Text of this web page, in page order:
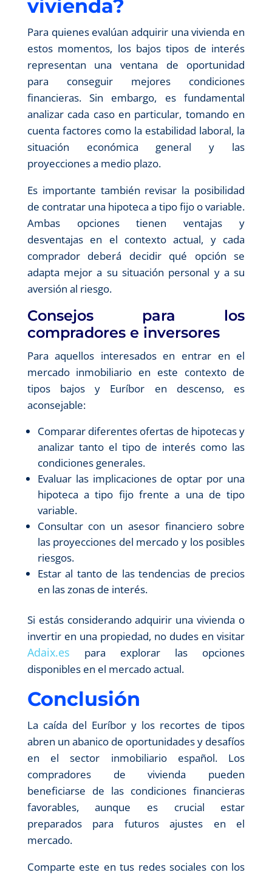
vivienda?
Para quienes evalúan adquirir una vivienda en
estos momentos, los bajos tipos de interés
representan una ventana de oportunidad
para conseguir mejores condiciones
financieras. Sin embargo, es fundamental
analizar cada caso en particular, tomando en
cuenta factores como la estabilidad laboral, la
situación económica general y las
proyecciones a medio plazo.
Es importante también revisar la posibilidad
de contratar una hipoteca a tipo fijo o variable.
Ambas opciones tienen ventajas y
desventajas en el contexto actual, y cada
comprador deberá decidir qué opción se
adapta mejor a su situación personal y a su
aversión al riesgo.
Consejos para los
compradores e inversores
Para aquellos interesados en entrar en el
mercado inmobiliario en este contexto de
tipos bajos y Euríbor en descenso, es
aconsejable:
Comparar diferentes ofertas de hipotecas y
analizar tanto el tipo de interés como las
condiciones generales.
Evaluar las implicaciones de optar por una
hipoteca a tipo fijo frente a una de tipo
variable.
Consultar con un asesor financiero sobre
las proyecciones del mercado y los posibles
riesgos.
Estar al tanto de las tendencias de precios
en las zonas de interés.
Si estás considerando adquirir una vivienda o
invertir en una propiedad, no dudes en visitar
Adaix.es para explorar las opciones
disponibles en el mercado actual.
Conclusión
La caída del Euríbor y los recortes de tipos
abren un abanico de oportunidades y desafíos
en el sector inmobiliario español. Los
compradores de vivienda pueden
beneficiarse de las condiciones financieras
favorables, aunque es crucial estar
preparados para futuros ajustes en el
mercado.
Comparte este en tus redes sociales con los